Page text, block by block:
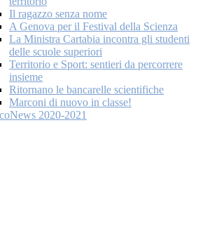
Il ragazzo senza nome
A Genova per il Festival della Scienza
La Ministra Cartabia incontra gli studenti
delle scuole superiori
Territorio e Sport: sentieri da percorrere
insieme
Ritornano le bancarelle scientifiche
Marconi di nuovo in classe!
2020-2021